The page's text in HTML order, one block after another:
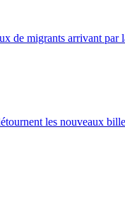
de migrants arrivant par
les nouveaux